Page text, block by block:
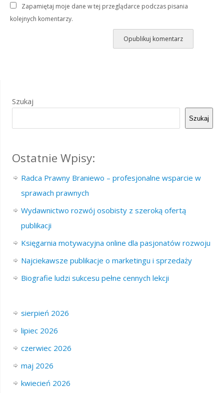
Zapamiętaj moje dane w tej przeglądarce podczas pisania
kolejnych komentarzy.
Szukaj
Szukaj
Ostatnie Wpisy:
Radca Prawny Braniewo – profesjonalne wsparcie w
sprawach prawnych
Wydawnictwo rozwój osobisty z szeroką ofertą
publikacji
Księgarnia motywacyjna online dla pasjonatów rozwoju
Najciekawsze publikacje o marketingu i sprzedaży
Biografie ludzi sukcesu pełne cennych lekcji
sierpień 2026
lipiec 2026
czerwiec 2026
maj 2026
kwiecień 2026